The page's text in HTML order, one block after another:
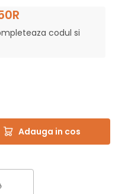
codul si
Adauga in cos